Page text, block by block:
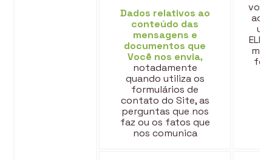
ao
Dados relativos ao
conteúdo das
mensagens e
documentos que
Você nos envia,
notadamente
quando utiliza os
formulários de
contato do Site, as
perguntas que nos
faz ou os fatos que
nos comunica